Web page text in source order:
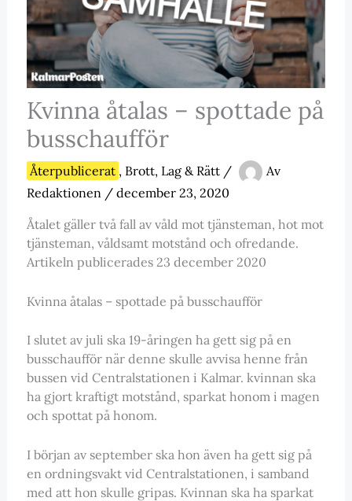
Kvinna åtalas – spottade på
busschaufför
Återpublicerat , Brott, Lag & Rätt/
Av
Redaktionen / december 23, 2020
Åtalet gäller två fall av våld mot tjänsteman, hot mot
tjänsteman, våldsamt motstånd och ofredande.
Artikeln publicerades 23 december 2020
Kvinna åtalas – spottade på busschaufför
I slutet av juli ska 19-åringen ha gett sig på en
busschaufför när denne skulle avvisa henne från
bussen vid Centralstationen i Kalmar. kvinnan ska
ha gjort kraftigt motstånd, sparkat honom i magen
och spottat på honom.
I början av september ska hon även ha gett sig på
en ordningsvakt vid Centralstationen, i samband
med att hon skulle gripas. Kvinnan ska ha sparkat